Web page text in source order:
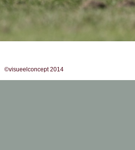
©visueelconcept 2014